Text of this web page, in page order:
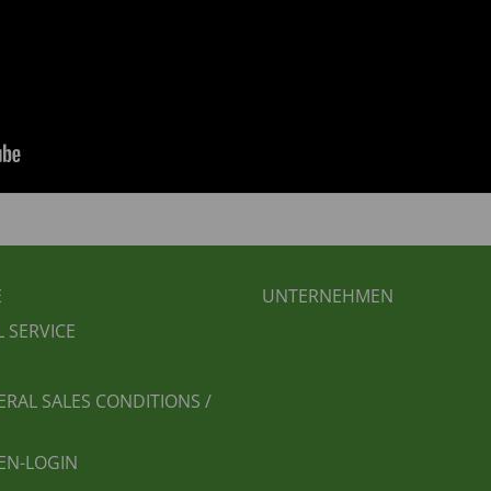
SERVICE
SALES CONDITIONS /
LOGIN
FUSSBEREICH 2
UNTERNEHMEN